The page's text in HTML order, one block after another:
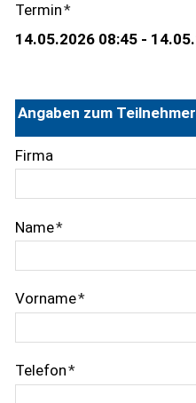
Termin*
Angaben zum Teilnehmer
Firma
Name*
Vorname*
Telefon*